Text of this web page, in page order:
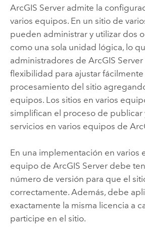
ArcGIS Serveradmite la
varios equipos. En un sitio de
pueden administrar y utilizar dos
como una sola unidad lógica, lo
administradores de ArcGIS Server
flexibilidad para ajustar
procesamiento del sitio
equipos. Los sitios en varios
simplifican el proceso de publicar
servicios en varios equipos de
En una implementación en varios
equipo de ArcGIS Serverdebe
número de versión para que el
correctamente. Además, debe
exactamente la misma licencia a
participe en el sitio.